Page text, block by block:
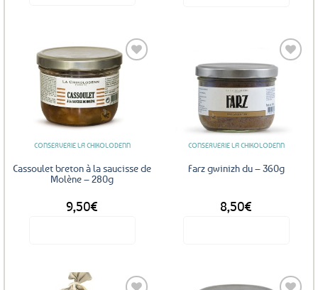
CONSERVERIE LA CHIKOLODENN
Cassoulet breton à la saucisse de
Molène – 280g
9,50€
Ajouter
favoris
CONSERVERIE LA CHIKOLODENN
Farz gwinizh du – 360g
8,50€